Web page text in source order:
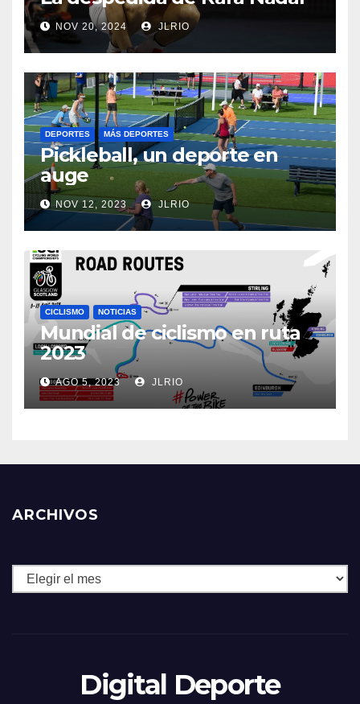
NOV 20, 2024 JLRIO
DEPORTES MÁS DEPORTES
Pickleball, un deporte en
auge
NOV 12, 2023 JLRIO
CICLISMO NOTICIAS
Mundial de ciclismo en ruta
2023
AGO 5, 2023 JLRIO
ARCHIVOS
Archivos
Digital Deporte